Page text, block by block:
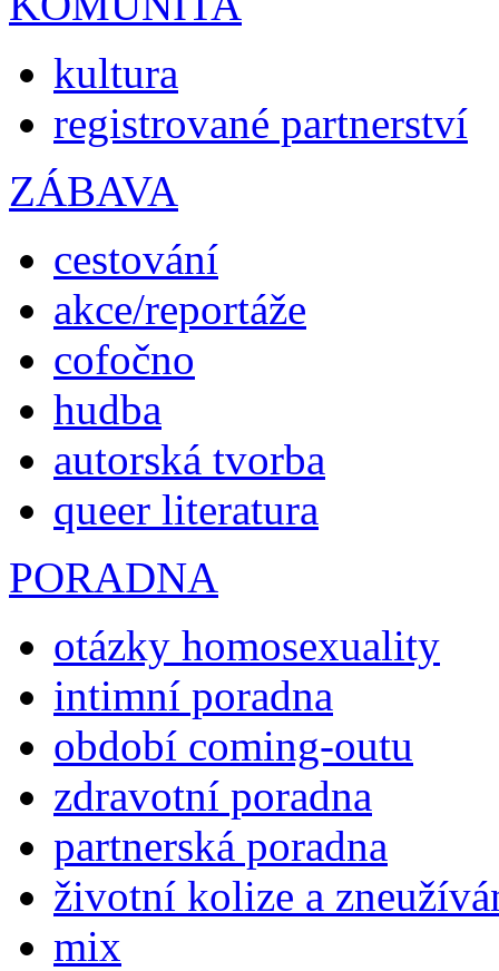
kultura
registrované partnerství
ZÁBAVA
cestování
akce/reportáže
cofočno
hudba
autorská tvorba
queer literatura
PORADNA
otázky homosexuality
intimní poradna
období coming-outu
zdravotní poradna
partnerská poradna
životní kolize a
mix